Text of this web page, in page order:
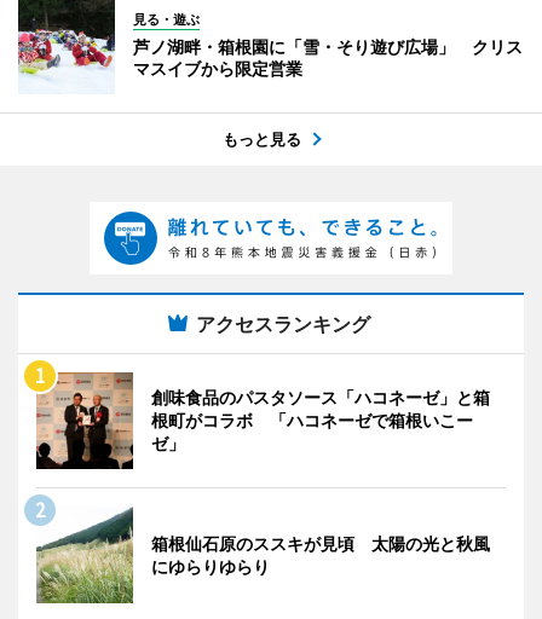
見る・遊ぶ
芦ノ湖畔・箱根園に「雪・そり遊び広場」 クリス
マスイブから限定営業
もっと見る
アクセスランキング
創味食品のパスタソース「ハコネーゼ」と箱
根町がコラボ 「ハコネーゼで箱根いこー
ゼ」
箱根仙石原のススキが見頃 太陽の光と秋風
にゆらりゆらり